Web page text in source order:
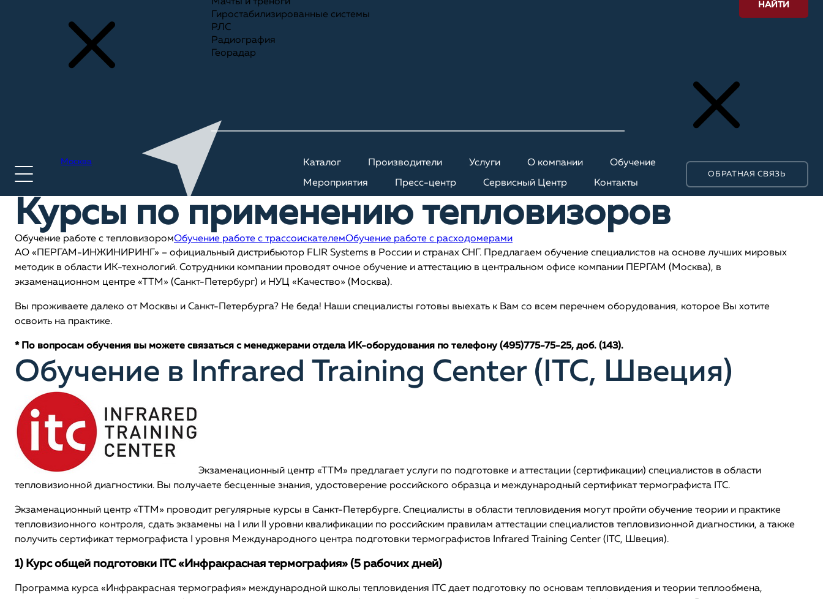
Москва
+7(495) 775-75-25
Каталог Производители Услуги О компании Обучение
Мероприятия Пресс-центр Сервисный Центр Контакты
ОБРАТНАЯ СВЯЗЬ
Гиростабилизированные системы
РЛС
Радиография
Георадар
НАЙТИ
Курсы по применению тепловизоров
Обучение работе с тепловизоромОбучение работе с трассоискателемОбучение работе с расходомерами
АО «ПЕРГАМ-ИНЖИНИРИНГ» – официальный дистрибьютор FLIR Systems в России и странах СНГ. Предлагаем обучение специалистов на основе лучших мировых
методик в области ИК-технологий. Сотрудники компании проводят очное обучение и аттестацию в центральном офисе компании ПЕРГАМ (Москва), в
экзаменационном центре «ТТМ» (Санкт-Петербург) и НУЦ «Качество» (Москва).
Вы проживаете далеко от Москвы и Санкт-Петербурга? Не беда! Наши специалисты готовы выехать к Вам со всем перечнем оборудования, которое Вы хотите
освоить на практике.
* По вопросам обучения вы можете связаться с менеджерами отдела ИК-оборудования по телефону (495)775-75-25, доб. (143).
Обучение в Infrared Training Center (ITC, Швеция)
Экзаменационный центр «ТТМ» предлагает услуги по подготовке и аттестации (сертификации) специалистов в области
тепловизионной диагностики. Вы получаете бесценные знания, удостоверение российского образца и международный сертификат термографиста ITC.
Экзаменационный центр «ТТМ» проводит регулярные курсы в Санкт-Петербурге. Специалисты в области тепловидения могут пройти обучение теории и практике
тепловизионного контроля, сдать экзамены на I или II уровни квалификации по российским правилам аттестации специалистов тепловизионной диагностики, а также
получить сертификат термографиста I уровня Международного центра подготовки термографистов Infrared Training Center (ITC, Швеция).
1) Курс общей подготовки ITC «Инфракрасная термография» (5 рабочих дней)
Программа курса «Инфракрасная термография» международной школы тепловидения ITC дает подготовку по основам тепловидения и теории теплообмена,